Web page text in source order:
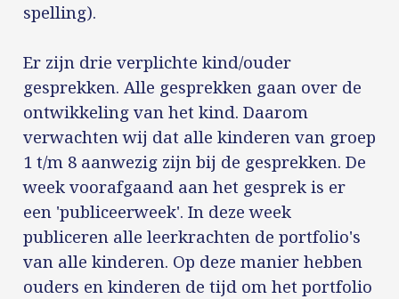
spelling).
Er zijn drie verplichte kind/ouder
gesprekken. Alle gesprekken gaan over de
ontwikkeling van het kind. Daarom
verwachten wij dat alle kinderen van groep
1 t/m 8 aanwezig zijn bij de gesprekken. De
week voorafgaand aan het gesprek is er
een 'publiceerweek'. In deze week
publiceren alle leerkrachten de portfolio's
van alle kinderen. Op deze manier hebben
ouders en kinderen de tijd om het portfolio